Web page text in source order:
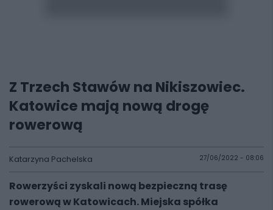
Z Trzech Stawów na Nikiszowiec.
Katowice mają nową drogę
rowerową
Katarzyna Pachelska 27/06/2022 - 08:06
Rowerzyści zyskali nową bezpieczną trasę
rowerową w Katowicach. Miejska spółka